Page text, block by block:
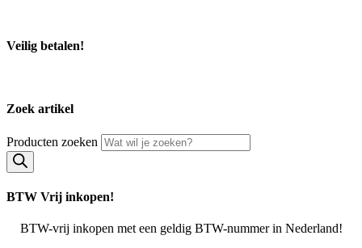
Veilig betalen!
Zoek artikel
Producten zoeken
BTW Vrij inkopen!
BTW-vrij inkopen met een geldig BTW-nummer in Nederland!